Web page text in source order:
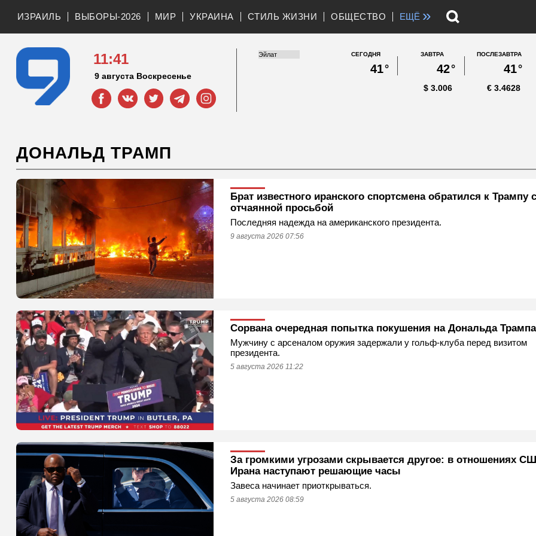
ИЗРАИЛЬ ВЫБОРЫ-2026 МИР УКРАИНА СТИЛЬ ЖИЗНИ ОБЩЕСТВО ЕЩЁ »
11:41
9 августа Воскресенье
СЕГОДНЯ
41°
ЗАВТРА
42°
ПОСЛЕЗАВТРА
41°
3.006
$ 3.4628
€
ДОНАЛЬД ТРАМП
Брат известного иранского спортсмена обратился к Трампу с
отчаянной просьбой
Последняя надежда на американского президента.
9 августа 2026 07:56
Сорвана очередная попытка покушения на Дональда Трампа
Мужчину с арсеналом оружия задержали у гольф-клуба перед визитом
президента.
5 августа 2026 11:22
За громкими угрозами скрывается другое: в отношениях
Ирана наступают решающие часы
Завеса начинает приоткрываться.
5 августа 2026 08:59